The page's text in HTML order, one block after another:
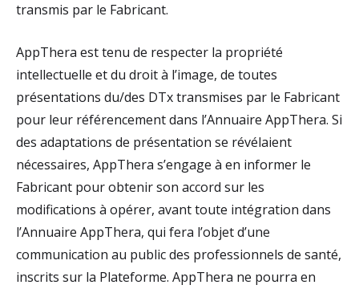
transmis par le Fabricant.
AppThera est tenu de respecter la propriété
intellectuelle et du droit à l’image, de toutes
présentations du/des DTx transmises par le Fabricant
pour leur référencement dans l’Annuaire AppThera. Si
des adaptations de présentation se révélaient
nécessaires, AppThera s’engage à en informer le
Fabricant pour obtenir son accord sur les
modifications à opérer, avant toute intégration dans
l’Annuaire AppThera, qui fera l’objet d’une
communication au public des professionnels de santé,
inscrits sur la Plateforme. AppThera ne pourra en